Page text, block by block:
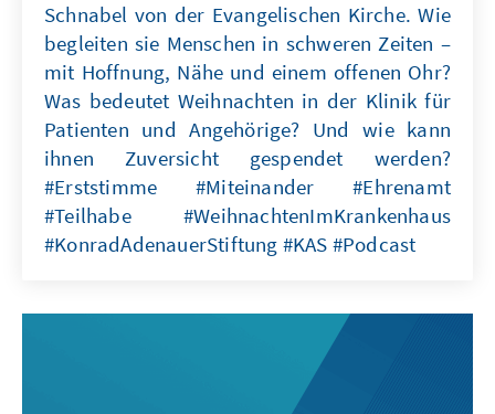
Schnabel von der Evangelischen Kirche. Wie
begleiten sie Menschen in schweren Zeiten –
mit Hoffnung, Nähe und einem offenen Ohr?
Was bedeutet Weihnachten in der Klinik für
Patienten und Angehörige? Und wie kann
ihnen Zuversicht gespendet werden?
#Erststimme #Miteinander #Ehrenamt
#Teilhabe #WeihnachtenImKrankenhaus
#KonradAdenauerStiftung #KAS #Podcast